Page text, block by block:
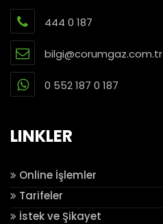
444 0 187
bilgi@corumgaz.com.tr
0 552 187 0 187
LINKLER
Online İşlemler
Tarifeler
İstek ve Şikayet